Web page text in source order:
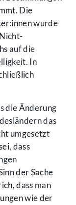
Die
wurde
auf die
In
die Änderung
das
umgesetzt
dass
der Sache
dass man
wie der